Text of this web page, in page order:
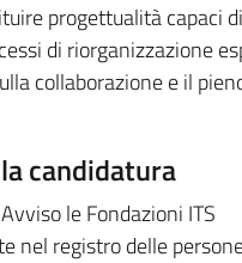
progettualità capaci di
di riorganizzazione
collaborazione e il
candidatura
le Fondazioni ITS
nel registro delle